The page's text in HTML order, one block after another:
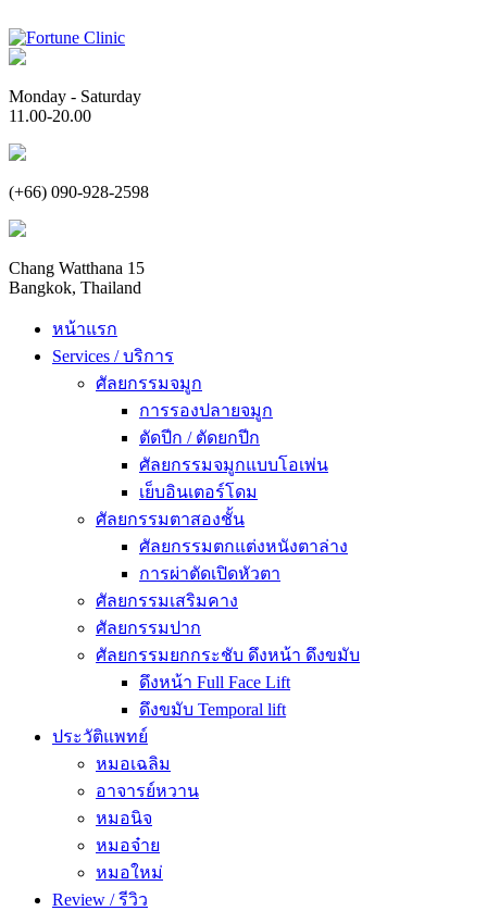
Monday - Saturday
11.00-20.00
(+66) 090-928-2598
Chang Watthana 15
Bangkok, Thailand
หน้าแรก
Services / บริการ
ศัลยกรรมจมูก
การรองปลายจมูก
ตัดปีก / ตัดยกปีก
ศัลยกรรมจมูกแบบโอเพ่น
เย็บอินเตอร์โดม
ศัลยกรรมตาสองชั้น
ศัลยกรรมตกแต่งหนังตาล่าง
การผ่าตัดเปิดหัวตา
ศัลยกรรมเสริมคาง
ศัลยกรรมปาก
ศัลยกรรมยกกระชับ ดึงหน้า ดึงขมับ
ดึงหน้า Full Face Lift
ดึงขมับ Temporal lift
ประวัติแพทย์
หมอเฉลิม
อาจารย์หวาน
หมอนิจ
หมอจ๋าย
หมอใหม่
Review / รีวิว